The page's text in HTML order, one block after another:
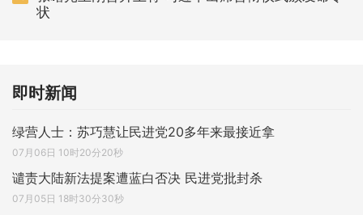
状
即时新闻
绿营人士：苏巧慧让民进党20多年来最接近拿
07月06日 10时20分20秒
谴责大陆新法提案遭蓝白否决 民进党批封杀
07月05日 18时30分30秒